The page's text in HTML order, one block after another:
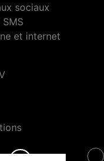
sociaux
et internet